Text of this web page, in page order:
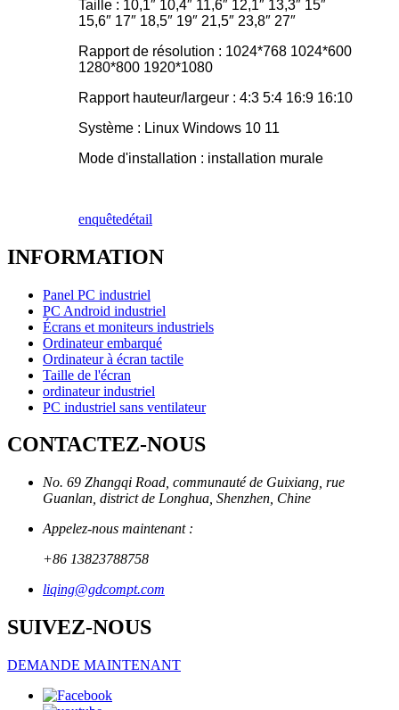
Taille : 10,1″ 10,4″ 11,6″ 12,1″ 13,3″ 15″
15,6″ 17″ 18,5″ 19″ 21,5″ 23,8″ 27″
Rapport de résolution : 1024*768 1024*600
1280*800 1920*1080
Rapport hauteur/largeur : 4:3 5:4 16:9 16:10
Système : Linux Windows 10 11
Mode d'installation : installation murale
enquêtedétail
INFORMATION
Panel PC industriel
PC Android industriel
Écrans et moniteurs industriels
Ordinateur embarqué
Ordinateur à écran tactile
Taille de l'écran
ordinateur industriel
PC industriel sans ventilateur
CONTACTEZ-NOUS
No. 69 Zhangqi Road, communauté de Guixiang, rue
Guanlan, district de Longhua, Shenzhen, Chine
Appelez-nous maintenant :
+86 13823788758
liqing@gdcompt.com
SUIVEZ-NOUS
DEMANDE MAINTENANT